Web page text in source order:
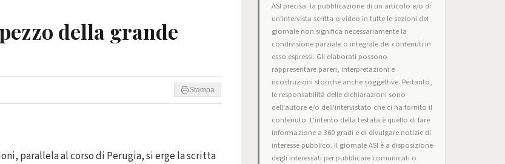
della grande
Stampa
parallela al corso di Perugia, si erge la scritta
ASI precisa: la pubblicazione di un articolo e/o di
un'intervista scritta o video in tutte le sezioni del
giornale non significa necessariamente la
condivisione parziale o integrale dei contenuti in
esso espressi. Gli elaborati possono
rappresentare pareri, interpretazioni e
ricostruzioni storiche anche soggettive. Pertanto,
le responsabilità delle dichiarazioni sono
dell'autore e/o dell'intervistato che ci ha fornito il
contenuto. L'intento della testata è quello di fare
informazione a 360 gradi e di divulgare notizie di
interesse pubblico. Il giornale ASI è a disposizione
degli interessati per pubblicare comunicati o